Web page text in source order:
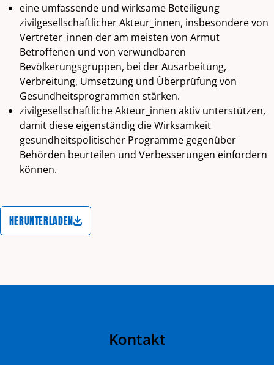
eine umfassende und wirksame Beteiligung
zivilgesellschaftlicher Akteur_innen, insbesondere von
Vertreter_innen der am meisten von Armut
Betroffenen und von verwundbaren
Bevölkerungsgruppen, bei der Ausarbeitung,
Verbreitung, Umsetzung und Überprüfung von
Gesundheitsprogrammen stärken.
zivilgesellschaftliche Akteur_innen aktiv unterstützen,
damit diese eigenständig die Wirksamkeit
gesundheitspolitischer Programme gegenüber
Behörden beurteilen und Verbesserungen einfordern
können.
HERUNTERLADEN
Kontakt